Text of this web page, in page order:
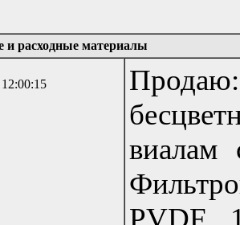
расходные материалы
виалам
PVDF,